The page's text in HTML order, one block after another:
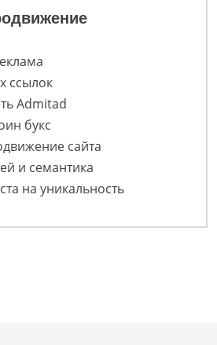
ссылок
Admitad
букс
сайта
и семантика
на уникальность